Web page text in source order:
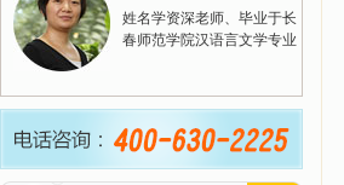
姓名学资深老师、毕业于长
春师范学院汉语言文学专业